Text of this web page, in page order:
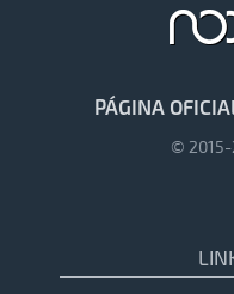
PÁGINA OFICIAL
© 2015-